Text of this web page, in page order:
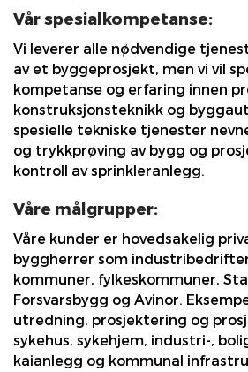
Vår spesialkompetanse:
Vi leverer alle nødvendige
av et byggeprosjekt, men vi vil
kompetanse og erfaring innen
konstruksjonsteknikk og
spesielle tekniske tjenester
og trykkprøving av bygg og
kontroll av sprinkleranlegg.
Våre målgrupper:
Våre kunder er hovedsakelig
byggherrer som
kommuner, fylkeskommuner,
Forsvarsbygg og Avinor.
utredning, prosjektering og
sykehus, sykehjem, industri-,
kaianlegg og kommunal